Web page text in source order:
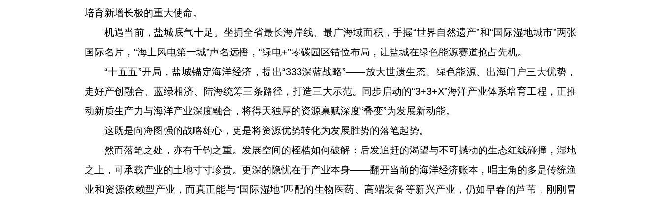
培育新增长极的重大使命。
机遇当前，盐城底气十足。坐拥全省最长海岸线、最广海域面积，手握“世界自然遗产”和“国际湿地城市”两张
国际名片，“海上风电第一城”声名远播，“绿电+”零碳园区错位布局，让盐城在绿色能源赛道抢占先机。
“十五五”开局，盐城锚定海洋经济，提出“333深蓝战略”——放大世遗生态、绿色能源、出海门户三大优势，
走好产创融合、蓝绿相济、陆海统筹三条路径，打造三大示范。同步启动的“3+3+X”海洋产业体系培育工程，正推
动新质生产力与海洋产业深度融合，将得天独厚的资源禀赋深度“叠变”为发展新动能。
这既是向海图强的战略雄心，更是将资源优势转化为发展胜势的落笔起势。
然而落笔之处，亦有千钧之重。发展空间的桎梏如何破解：后发追赶的渴望与不可撼动的生态红线碰撞，湿地
之上，可承载产业的土地寸寸珍贵。更深的隐忧在于产业本身——翻开当前的海洋经济账本，唱主角的多是传统渔
业和资源依赖型产业，而真正能与“国际湿地”匹配的生物医药、高端装备等新兴产业，仍如早春的芦苇，刚刚冒